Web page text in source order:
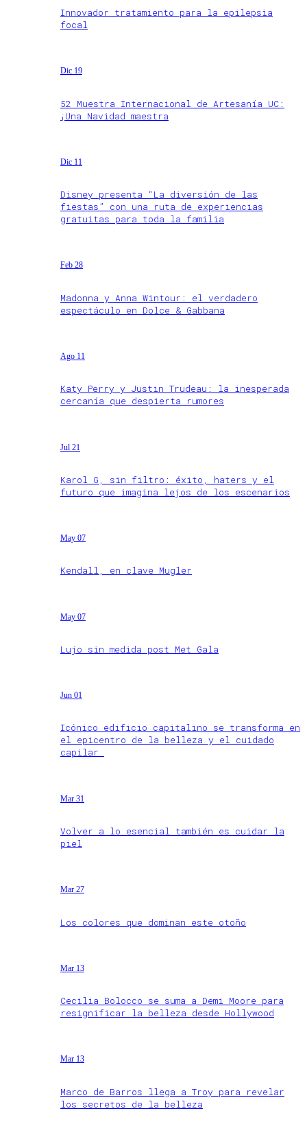
Innovador tratamiento para la epilepsia
focal
Dic 19
52 Muestra Internacional de Artesanía UC:
¡Una Navidad maestra
Dic 11
Disney presenta “La diversión de las
fiestas” con una ruta de experiencias
gratuitas para toda la familia
Feb 28
Madonna y Anna Wintour: el verdadero
espectáculo en Dolce & Gabbana
Ago 11
Katy Perry y Justin Trudeau: la inesperada
cercanía que despierta rumores
Jul 21
Karol G, sin filtro: éxito, haters y el
futuro que imagina lejos de los escenarios
May 07
Kendall, en clave Mugler
May 07
Lujo sin medida post Met Gala
Jun 01
Icónico edificio capitalino se transforma en
el epicentro de la belleza y el cuidado
capilar
Mar 31
Volver a lo esencial también es cuidar la
piel
Mar 27
Los colores que dominan este otoño
Mar 13
Cecilia Bolocco se suma a Demi Moore para
resignificar la belleza desde Hollywood
Mar 13
Marco de Barros llega a Troy para revelar
los secretos de la belleza